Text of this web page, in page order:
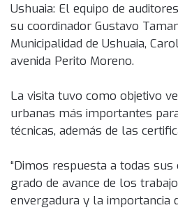
Ushuaia: El equipo de
su coordinador Gustavo
Municipalidad de Ushuaia,
avenida Perito Moreno.
La visita tuvo como objetivo
urbanas más importantes
técnicas, además de las
“Dimos respuesta a todas
grado de avance de los
envergadura y la importancia